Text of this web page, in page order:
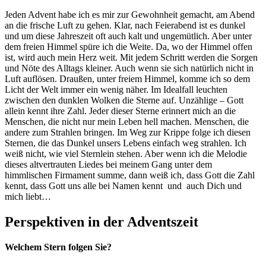
Jeden Advent habe ich es mir zur Gewohnheit gemacht, am Abend
an die frische Luft zu gehen. Klar, nach Feierabend ist es dunkel
und um diese Jahreszeit oft auch kalt und ungemütlich. Aber unter
dem freien Himmel spüre ich die Weite. Da, wo der Himmel offen
ist, wird auch mein Herz weit. Mit jedem Schritt werden die Sorgen
und Nöte des Alltags kleiner. Auch wenn sie sich natürlich nicht in
Luft auflösen. Draußen, unter freiem Himmel, komme ich so dem
Licht der Welt immer ein wenig näher. Im Idealfall leuchten
zwischen den dunklen Wolken die Sterne auf. Unzählige – Gott
allein kennt ihre Zahl. Jeder dieser Sterne erinnert mich an die
Menschen, die nicht nur mein Leben hell machen. Menschen, die
andere zum Strahlen bringen. Im Weg zur Krippe folge ich diesen
Sternen, die das Dunkel unsers Lebens einfach weg strahlen. Ich
weiß nicht, wie viel Sternlein stehen. Aber wenn ich die Melodie
dieses altvertrauten Liedes bei meinem Gang unter dem
himmlischen Firmament summe, dann weiß ich, dass Gott die Zahl
kennt, dass Gott uns alle bei Namen kennt und auch Dich und
mich liebt…
Perspektiven in der Adventszeit
Welchem Stern folgen Sie?